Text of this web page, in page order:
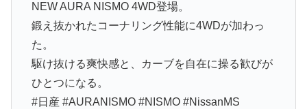
NEW AURA NISMO 4WD登場。
鍛え抜かれたコーナリング性能に4WDが加わっ
た。
駆け抜ける爽快感と、カーブを自在に操る歓びが
ひとつになる。
#日産 #AURANISMO #NISMO #NissanMS